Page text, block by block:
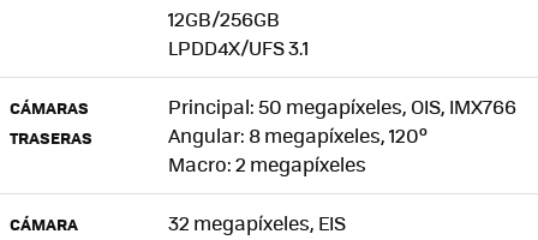
12GB/256GB
LPDD4X/UFS 3.1
CÁMARAS
TRASERAS
Principal: 50 megapíxeles, OIS, IMX766
Angular: 8 megapíxeles, 120º
Macro: 2 megapíxeles
CÁMARA
32 megapíxeles, EIS